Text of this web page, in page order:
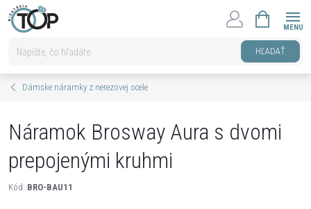
Prejsť
na
HĽADAŤ
KOŠÍK
Dámske náramky z nerezovej ocele
Náramok Brosway Aura s dvomi
prepojenými kruhmi
Kód: BRO-BAU11